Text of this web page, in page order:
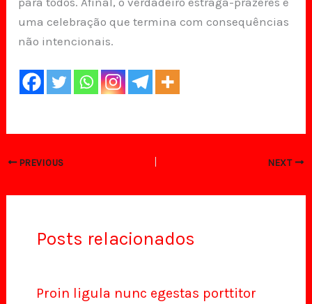
uma celebração que termina com consequências
não intencionais.
PREVIOUS NEXT
Posts relacionados
Proin ligula nunc egestas porttitor